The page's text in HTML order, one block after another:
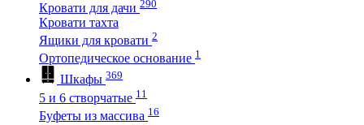
Кровати для дачи 290
Кровати тахта
Ящики для кровати 2
Ортопедическое основание 1
Шкафы 369
5 и 6 створчатые 11
Буфеты из массива 16